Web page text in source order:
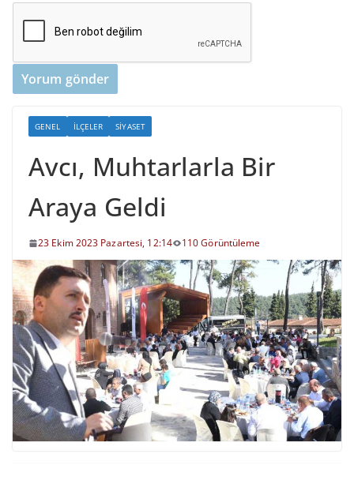
GENEL İLÇELER SIYASET
Avcı, Muhtarlarla Bir
Araya Geldi
23 Ekim 2023 Pazartesi, 12:14 110 Görüntüleme